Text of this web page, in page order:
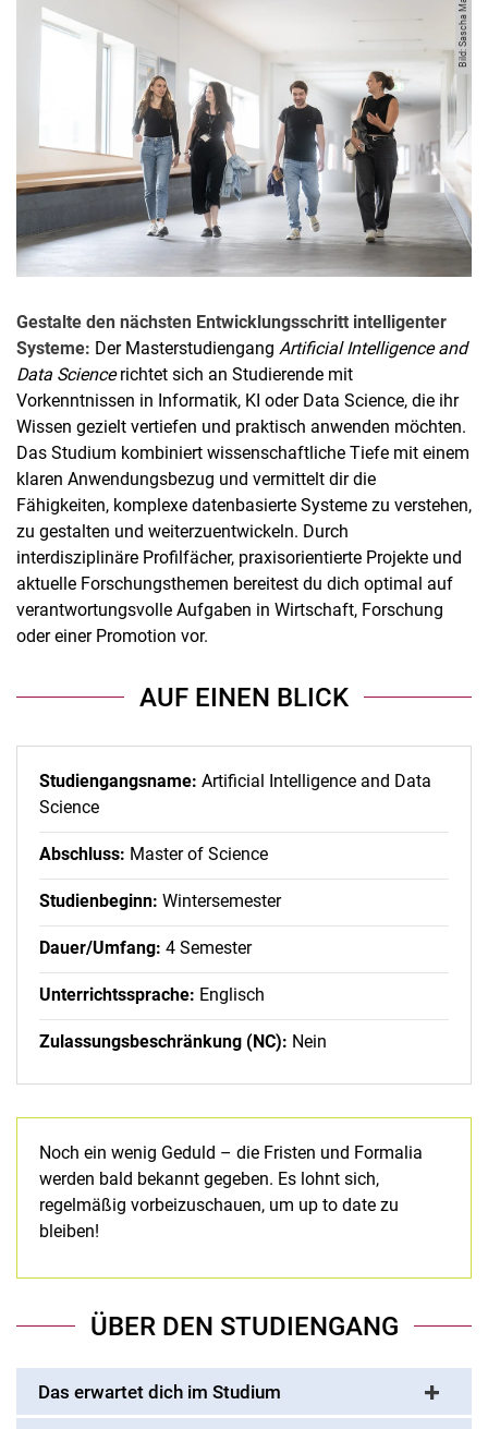
Bild: Sascha Mannel
Gestalte den nächsten Entwicklungsschritt intelligenter
Systeme: Der Masterstudiengang Artificial Intelligence and
Data Sciencerichtet sich an Studierende mit
Vorkenntnissen in Informatik, KI oder Data Science, die ihr
Wissen gezielt vertiefen und praktisch anwenden möchten.
Das Studium kombiniert wissenschaftliche Tiefe mit einem
klaren Anwendungsbezug und vermittelt dir die
Fähigkeiten, komplexe datenbasierte Systeme zu verstehen,
zu gestalten und weiterzuentwickeln. Durch
interdisziplinäre Profilfächer, praxisorientierte Projekte und
aktuelle Forschungsthemen bereitest du dich optimal auf
verantwortungsvolle Aufgaben in Wirtschaft, Forschung
oder einer Promotion vor.
AUF EINEN BLICK
Studiengangsname: Artificial Intelligence and Data
Science
Abschluss: Master of Science
Studienbeginn: Wintersemester
Dauer/Umfang: 4 Semester
Unterrichtssprache: Englisch
Zulassungsbeschränkung (NC): Nein
Noch ein wenig Geduld – die Fristen und Formalia
werden bald bekannt gegeben. Es lohnt sich,
regelmäßig vorbeizuschauen, um up to date zu
bleiben!
ÜBER DEN STUDIENGANG
Das erwartet dich im Studium